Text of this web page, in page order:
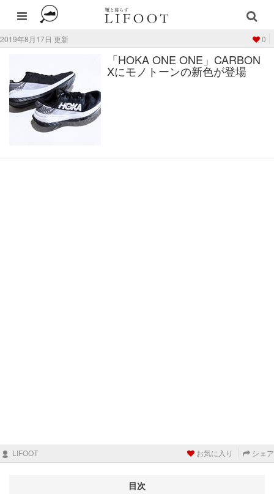
2019年8月17日 更新 0
「HOKA ONE ONE」CARBON
Xにモノトーンの新色が登場
LIFOOT お気に入り シェア
目次